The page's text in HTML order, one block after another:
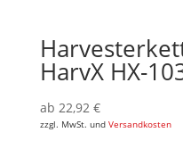
HarvX HX-
ab 22,92 €
zzgl. MwSt. und Versandkosten